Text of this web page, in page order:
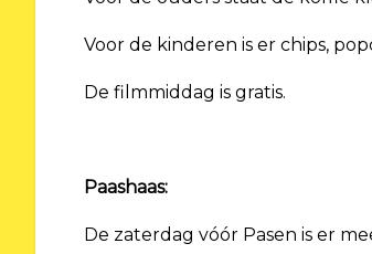
Voor de kinderen is er chips,
De filmmiddag is gratis.
Paashaas:
De zaterdag vóór Pasen is er